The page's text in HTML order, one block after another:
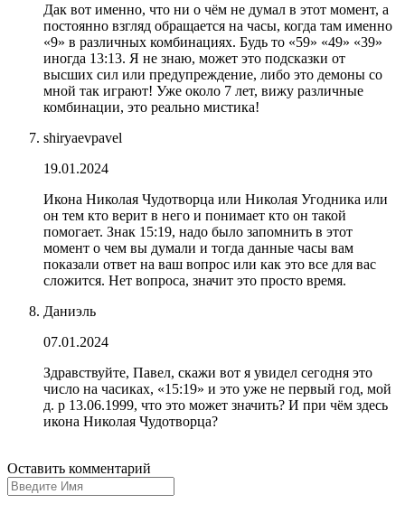
Дак вот именно, что ни о чём не думал в этот момент, а
постоянно взгляд обращается на часы, когда там именно
«9» в различных комбинациях. Будь то «59» «49» «39»
иногда 13:13. Я не знаю, может это подсказки от
высших сил или предупреждение, либо это демоны со
мной так играют! Уже около 7 лет, вижу различные
комбинации, это реально мистика!
shiryaevpavel
19.01.2024
Икона Николая Чудотворца или Николая Угодника или
он тем кто верит в него и понимает кто он такой
помогает. Знак 15:19, надо было запомнить в этот
момент о чем вы думали и тогда данные часы вам
показали ответ на ваш вопрос или как это все для вас
сложится. Нет вопроса, значит это просто время.
Даниэль
07.01.2024
Здравствуйте, Павел, скажи вот я увидел сегодня это
число на часиках, «15:19» и это уже не первый год, мой
д. р 13.06.1999, что это может значить? И при чëм здесь
икона Николая Чудотворца?
Оставить комментарий